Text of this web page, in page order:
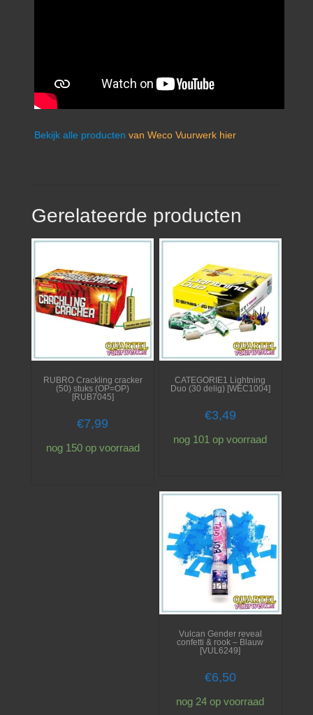
Bekijk alle producten van Weco Vuurwerk hier
Gerelateerde producten
RUBRO Crackling cracker
(50) stuks (OP=OP)
[RUB7045]
€7,99
nog 150 op voorraad
CATEGORIE1 Lightning
Duo (30 delig) [WEC1004]
€3,49
nog 101 op voorraad
Vulcan Gender reveal
confetti & rook – Blauw
[VUL6249]
€6,50
nog 24 op voorraad